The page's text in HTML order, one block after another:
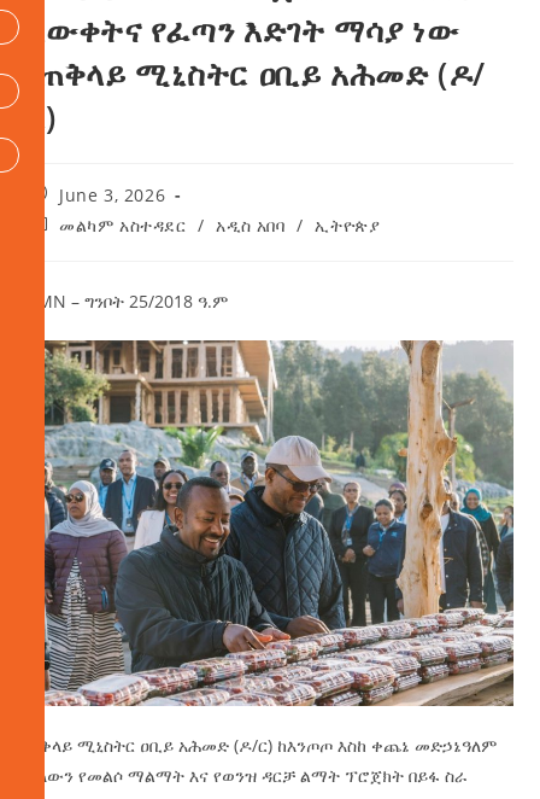
እውቀትና የፈጣን እድገት ማሳያ ነው
-ጠቅላይ ሚኒስትር ዐቢይ አሕመድ (ዶ/
ር)
June 3, 2026
መልካም አስተዳደር / አዲስ አበባ / ኢትዮጵያ
AMN – ግንቦት 25/2018 ዓ.ም
ጠቅላይ ሚኒስትር ዐቢይ አሕመድ (ዶ/ር) ከእንጦጦ እስከ ቀጨኔ መድኃኔዓለም
ያለውን የመልሶ ማልማት እና የወንዝ ዳርቻ ልማት ፕሮጀክት በይፋ ስራ